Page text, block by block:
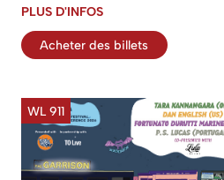
PLUS D'INFOS
Acheter des billets
WL 911